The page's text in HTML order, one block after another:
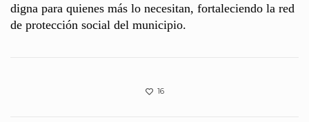
digna para quienes más lo necesitan, fortaleciendo la red
de protección social del municipio.
16